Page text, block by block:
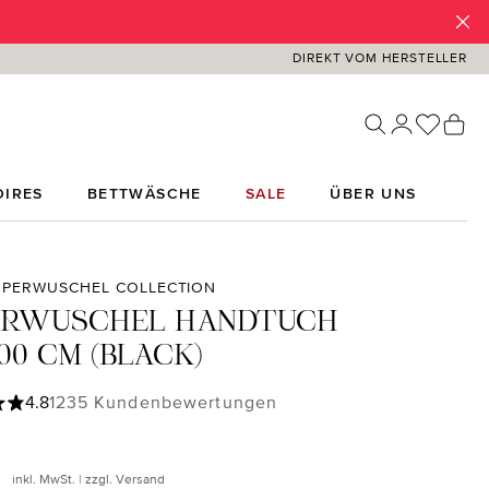
DIREKT VOM HERSTELLER
Du
BETTWÄSCHE SALE ÜBER UNS
COLLECTION
HANDTUCH
CM (BLACK)
Preis:
inkl. MwSt. | zzgl. Versand
Bewertung von 4.85 von 5 Sternen
4.81235 Kundenbewertungen